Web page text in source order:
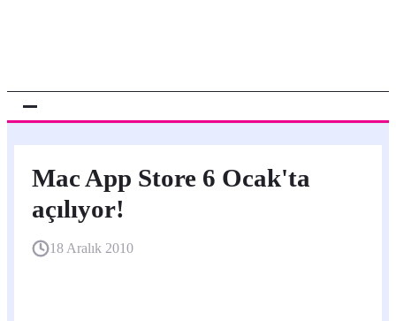
Mac App Store 6 Ocak'ta
açılıyor!
18 Aralık 2010